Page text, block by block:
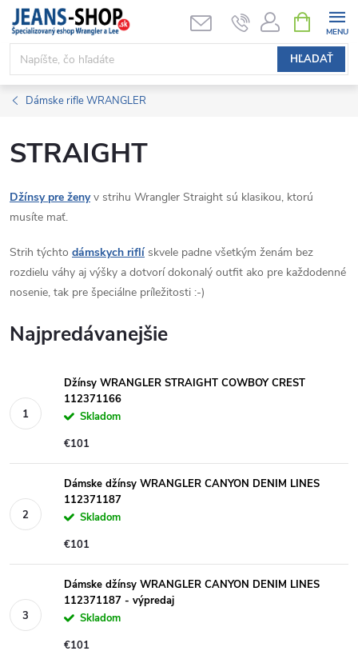
Prejsť
obsah
HĽADAŤ
KOŠÍK
Dámske rifle WRANGLER
STRAIGHT
Džínsy pre ženyv strihu Wrangler Straight sú klasikou, ktorú
musíte mať.
Strih týchto dámskych riflí skvele padne všetkým ženám bez
rozdielu váhy aj výšky a dotvorí dokonalý outfit ako pre každodenné
nosenie, tak pre špeciálne príležitosti :-)
Najpredávanejšie
Džínsy WRANGLER STRAIGHT COWBOY CREST
112371166
Skladom
€101
Dámske džínsy WRANGLER CANYON DENIM LINES
112371187
Skladom
€101
Dámske džínsy WRANGLER CANYON DENIM LINES
112371187 - výpredaj
Skladom
€101